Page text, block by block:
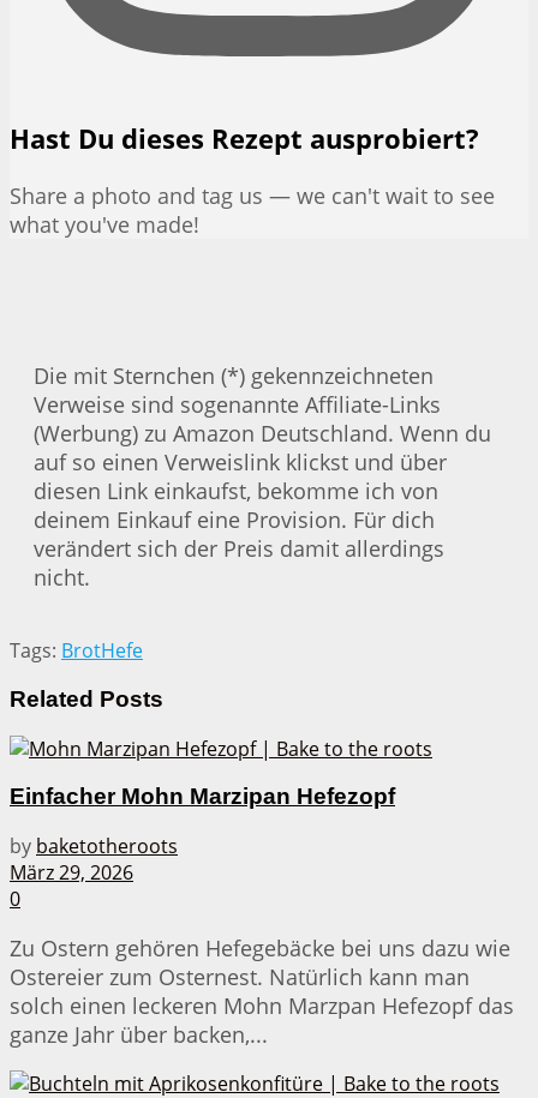
Hast Du dieses Rezept ausprobiert?
Share a photo and tag us — we can't wait to see
what you've made!
Die mit Sternchen (*) gekennzeichneten
Verweise sind sogenannte Affiliate-Links
(Werbung) zu Amazon Deutschland. Wenn du
auf so einen Verweislink klickst und über
diesen Link einkaufst, bekomme ich von
deinem Einkauf eine Provision. Für dich
verändert sich der Preis damit allerdings
nicht.
Tags: BrotHefe
Related Posts
Einfacher Mohn Marzipan Hefezopf
by baketotheroots
März 29, 2026
0
Zu Ostern gehören Hefegebäcke bei uns dazu wie
Ostereier zum Osternest. Natürlich kann man
solch einen leckeren Mohn Marzpan Hefezopf das
ganze Jahr über backen,...